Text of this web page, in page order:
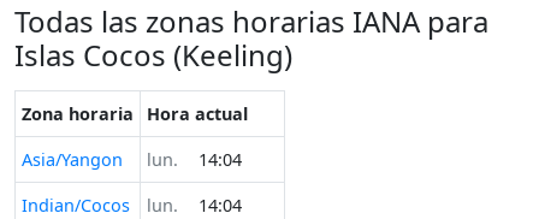
Todas las zonas horarias IANA para
Islas Cocos (Keeling)
Zona horaria
Hora actual
Asia/Yangon
lun.
14:04
Indian/Cocos
lun. 14:04